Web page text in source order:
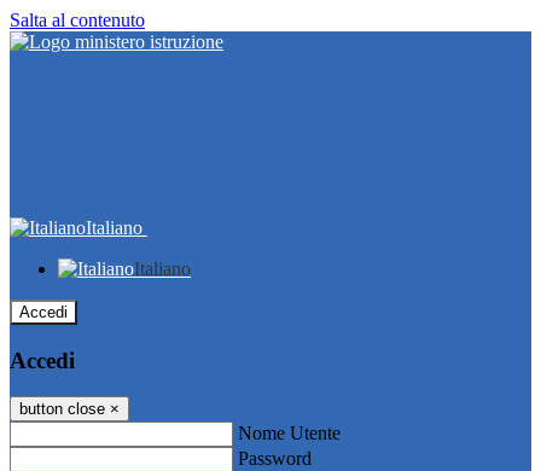
Salta al contenuto
Italiano
Italiano
Accedi
Accedi
button close ×
Nome Utente
Password